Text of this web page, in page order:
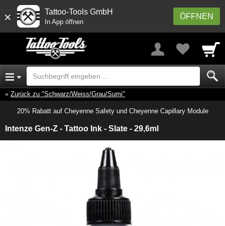
× ÖFFNEN
Tattoo-Tools GmbH
In App öffnen
Zurück zu "Schwarz/Weiss/Grau/Sumi"
20% Rabatt auf Cheyenne Safety und Cheyenne Capillary Module
Intenze Gen-Z - Tattoo Ink - Slate - 29,6ml